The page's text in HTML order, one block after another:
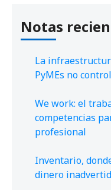
Notas
La
PyMEs no
We work: el
competencias
profesional
Inventario,
dinero